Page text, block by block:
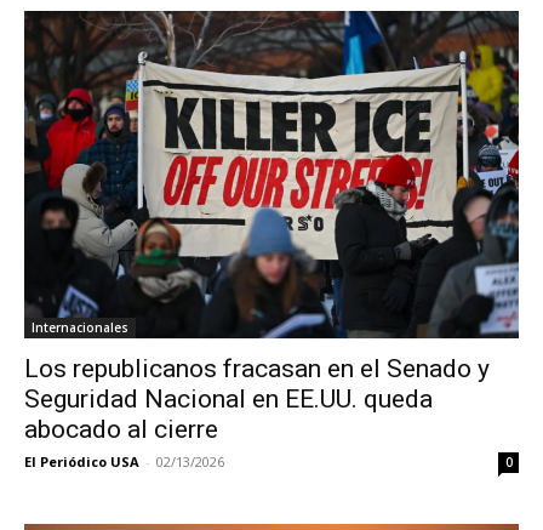
Internacionales
Los republicanos fracasan en el Senado y
Seguridad Nacional en EE.UU. queda
abocado al cierre
El Periódico USA - 02/13/2026 0